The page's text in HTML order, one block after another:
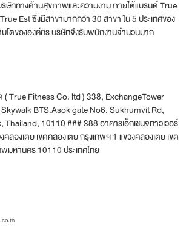
ษัททางด้านสุขภาพและความงาม ภายใต้แบรนด์ True
Est ซึ่งมีสาขามากกว่า 30 สาขา ใน 5 ประเทศของ
บโตขององค์กร บริษัทจึงรับพนักงานจำนวนมาก
True Fitness Co. ltd ) 338, ExchangeTower
BTS.Asok gate No6, Sukhumvit Rd,
10110 ### 388 อาคารเอ็กเชนจทาวเวอร์
ลองเตย เขตคลองเตย กรุงเทพฯ 1 แขวงคลองเตย เขต
มหานคร 10110 ประเทศไทย